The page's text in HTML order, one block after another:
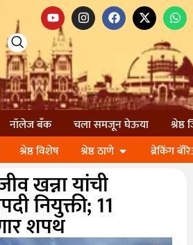
नॉलेज बॅंक चला समजून घेऊया
श्रेष्ठ
श्रेष्ठ विशेष श्रेष्ठ ठाणे ब्रेकिंग
खन्ना यांची
नियुक्ती; 11
शपथ